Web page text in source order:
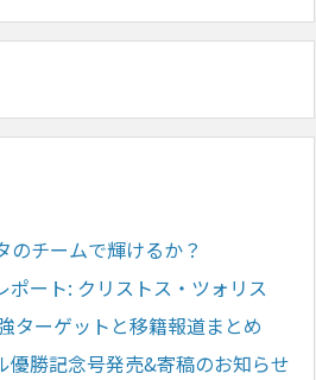
のチームで輝けるか？
ポート: クリストス・ツォリス
ターゲットと移籍報道まとめ
優勝記念号発売&寄稿のお知らせ